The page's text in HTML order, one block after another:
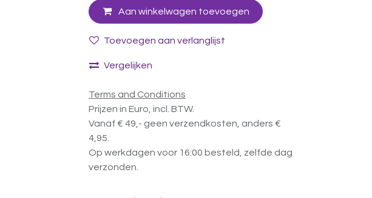
Aan winkelwagen toevoegen
Toevoegen aan verlanglijst
Vergelijken
Terms and Conditions
Prijzen in Euro, incl. BTW.
Vanaf € 49,- geen verzendkosten, anders €
4,95.
Op werkdagen voor 16:00 besteld, zelfde dag
verzonden.